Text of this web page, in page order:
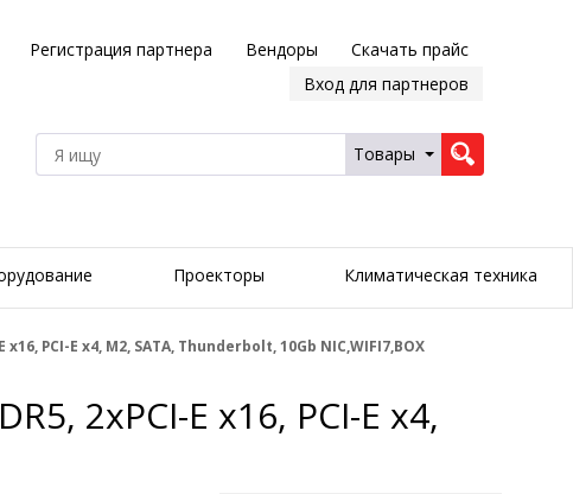
Регистрация партнера Вендоры
Скачать прайс
Вход для партнеров
Товары
Проекторы Климатическая техника
x16, PCI-E x4, M2, SATA, Thunderbolt, 10Gb NIC,WIFI7,BOX
2xPCI-E x16, PCI-E x4,